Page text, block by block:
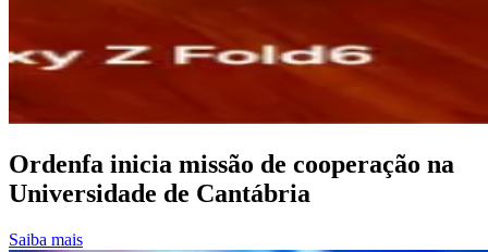
Ordenfa inicia missão de cooperação na
Universidade de Cantábria
Saiba mais